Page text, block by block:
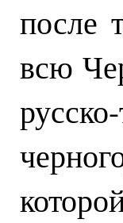
после
всю